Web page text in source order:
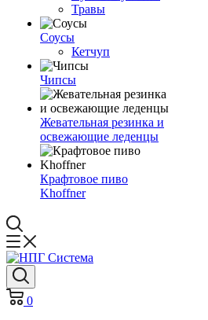
Травы
Соусы
Кетчуп
Чипсы
Жевательная резинка и
освежающие леденцы
Крафтовое пиво
Khoffner
0